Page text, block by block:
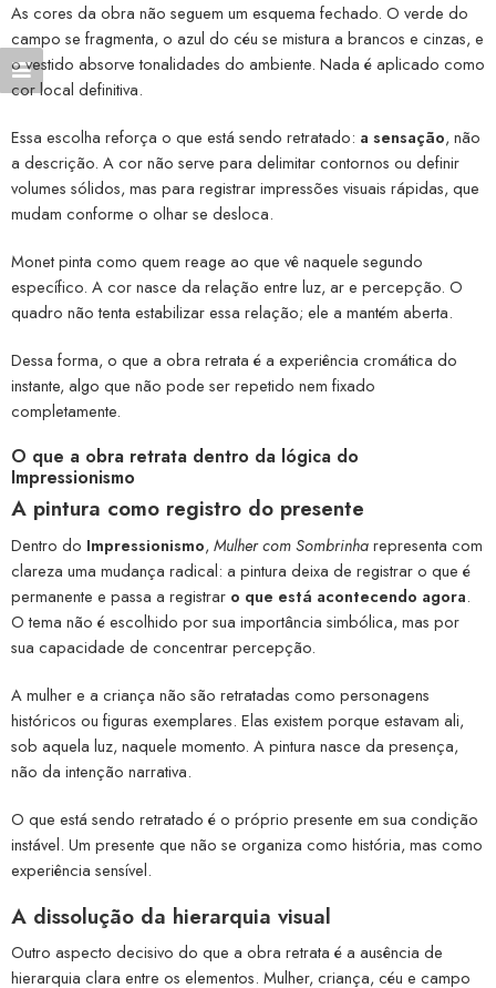
As cores da obra não seguem um esquema fechado. O verde do
campo se fragmenta, o azul do céu se mistura a brancos e cinzas, e
o vestido absorve tonalidades do ambiente. Nada é aplicado como
cor local definitiva.
Essa escolha reforça o que está sendo retratado: a sensação, não
a descrição. A cor não serve para delimitar contornos ou definir
volumes sólidos, mas para registrar impressões visuais rápidas, que
mudam conforme o olhar se desloca.
Monet pinta como quem reage ao que vê naquele segundo
específico. A cor nasce da relação entre luz, ar e percepção. O
quadro não tenta estabilizar essa relação; ele a mantém aberta.
Dessa forma, o que a obra retrata é a experiência cromática do
instante, algo que não pode ser repetido nem fixado
completamente.
O que a obra retrata dentro da lógica do
Impressionismo
A pintura como registro do presente
Dentro do Impressionismo, Mulher com Sombrinharepresenta com
clareza uma mudança radical: a pintura deixa de registrar o que é
permanente e passa a registrar o que está acontecendo agora.
O tema não é escolhido por sua importância simbólica, mas por
sua capacidade de concentrar percepção.
A mulher e a criança não são retratadas como personagens
históricos ou figuras exemplares. Elas existem porque estavam ali,
sob aquela luz, naquele momento. A pintura nasce da presença,
não da intenção narrativa.
O que está sendo retratado é o próprio presente em sua condição
instável. Um presente que não se organiza como história, mas como
experiência sensível.
A dissolução da hierarquia visual
Outro aspecto decisivo do que a obra retrata é a ausência de
hierarquia clara entre os elementos. Mulher, criança, céu e campo